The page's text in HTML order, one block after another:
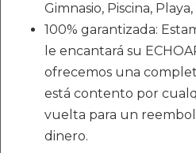
Gimnasio, Piscina,
100% garantizada:
le encantará su
ofrecemos una
está contento por
vuelta para un
dinero.